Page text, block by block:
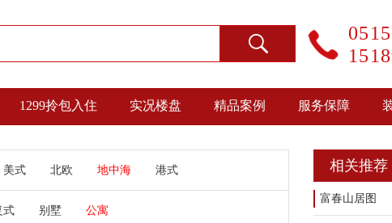
1299拎包入住 实况楼盘 精品案例 服务保障
美式 北欧 地中海 港式
式 别墅 公寓
相关推荐
富春山居图